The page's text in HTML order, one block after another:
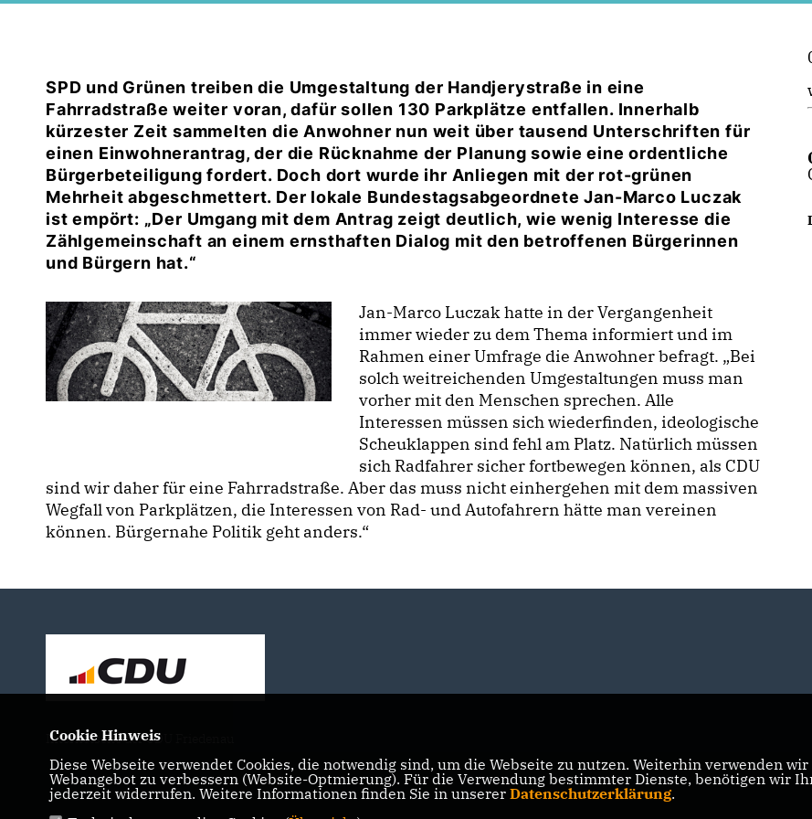
SPD und Grünen treiben die Umgestaltung der Handjerystraße in eine
Fahrradstraße weiter voran, dafür sollen 130 Parkplätze entfallen. Innerhalb
kürzester Zeit sammelten die Anwohner nun weit über tausend Unterschriften für
einen Einwohnerantrag, der die Rücknahme der Planung sowie eine ordentliche
Bürgerbeteiligung fordert. Doch dort wurde ihr Anliegen mit der rot-grünen
Mehrheit abgeschmettert. Der lokale Bundestagsabgeordnete Jan-Marco Luczak
ist empört: „Der Umgang mit dem Antrag zeigt deutlich, wie wenig Interesse die
Zählgemeinschaft an einem ernsthaften Dialog mit den betroffenen Bürgerinnen
und Bürgern hat.“
Jan-Marco Luczak hatte in der Vergangenheit
immer wieder zu dem Thema informiert und im
Rahmen einer Umfrage die Anwohner befragt. „Bei
solch weitreichenden Umgestaltungen muss man
vorher mit den Menschen sprechen. Alle
Interessen müssen sich wiederfinden, ideologische
Scheuklappen sind fehl am Platz. Natürlich müssen
sich Radfahrer sicher fortbewegen können, als CDU
sind wir daher für eine Fahrradstraße. Aber das muss nicht einhergehen mit dem massiven
Wegfall von Parkplätzen, die Interessen von Rad- und Autofahrern hätte man vereinen
können. Bürgernahe Politik geht anders.“
Internetseite der CDU Friedenau
Cookie Hinweis
Diese Webseite verwendet Cookies, die notwendig sind, um die Webseite zu nutzen. Weiterhin verwenden
Webangebot zu verbessern (Website-Optmierung). Für die Verwendung bestimmter Dienste, benötigen wir
jederzeit widerrufen. Weitere Informationen finden Sie in unserer Datenschutzerklärung.